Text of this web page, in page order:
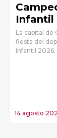
Infantil
La capital de
fiesta del
Infantil 2026.
14 agosto